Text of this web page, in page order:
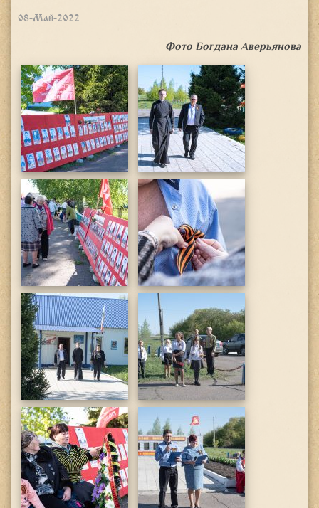
08-Май-2022
Фото Богдана Аверьянова